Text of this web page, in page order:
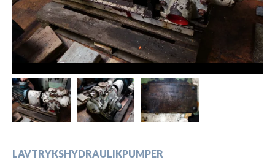
LAVTRYKSHYDRAULIKPUMPER